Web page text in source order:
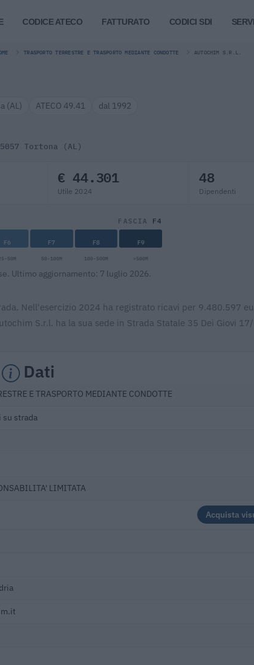
CODICE ATECO FATTURATO CODICI SDI
TRASPORTO TERRESTRE E TRASPORTO MEDIANTE CONDOTTE AUTOCHIM S.R.L.
(AL) ATECO 49.41 dal 1992
Tortona (AL)
€ 44.301
Utile 2024
48
Dipendenti
FASCIA F4
F6 F7 F8 F9
50M 50-100M 100-500M >500M
Ultimo aggiornamento: 7 luglio 2026.
Nell'esercizio 2024 ha registrato ricavi per 9.480.597
S.r.l. ha la sua sede in Strada Statale 35 Dei Giovi 17/
Dati
E TRASPORTO MEDIANTE CONDOTTE
su strada
LIMITATA
Acquista